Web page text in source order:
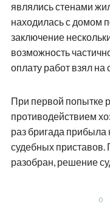
являлись стенами
находилась с домом
заключение
возможность
оплату работ взял на
При первой попытке
противодействием
раз бригада прибыла
судебных
разобран, решение
0